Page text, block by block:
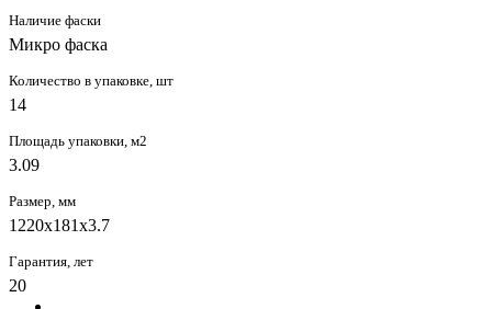
Наличие фаски
Микро фаска
Количество в упаковке, шт
14
Площадь упаковки, м2
3.09
Размер, мм
1220х181х3.7
Гарантия, лет
20